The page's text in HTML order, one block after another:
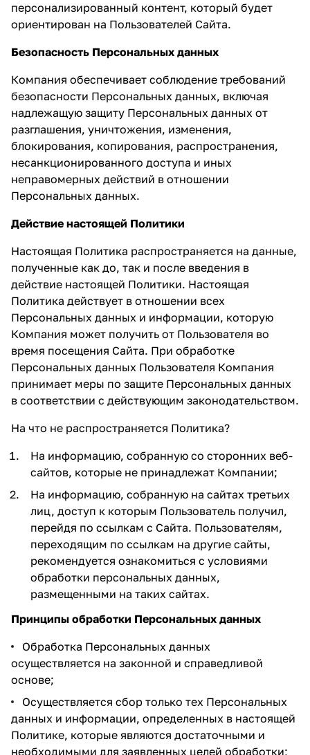
персонализированный контент, который будет
ориентирован на Пользователей Сайта.
Безопасность Персональных данных
Компания обеспечивает соблюдение требований
безопасности Персональных данных, включая
надлежащую защиту Персональных данных от
разглашения, уничтожения, изменения,
блокирования, копирования, распространения,
несанкционированного доступа и иных
неправомерных действий в отношении
Персональных данных.
Действие настоящей Политики
Настоящая Политика распространяется на данные,
полученные как до, так и после введения в
действие настоящей Политики. Настоящая
Политика действует в отношении всех
Персональных данных и информации, которую
Компания может получить от Пользователя во
время посещения Сайта. При обработке
Персональных данных Пользователя Компания
принимает меры по защите Персональных данных
в соответствии с действующим законодательством.
На что не распространяется Политика?
На информацию, собранную со сторонних веб-
сайтов, которые не принадлежат Компании;
На информацию, собранную на сайтах третьих
лиц, доступ к которым Пользователь получил,
перейдя по ссылкам с Сайта. Пользователям,
переходящим по ссылкам на другие сайты,
рекомендуется ознакомиться с условиями
обработки персональных данных,
размещенными на таких сайтах.
Принципы обработки Персональных данных
Обработка Персональных данных
осуществляется на законной и справедливой
основе;
Осуществляется сбор только тех Персональных
данных и информации, определенных в настоящей
Политике, которые являются достаточными и
необходимыми для заявленных целей обработки;